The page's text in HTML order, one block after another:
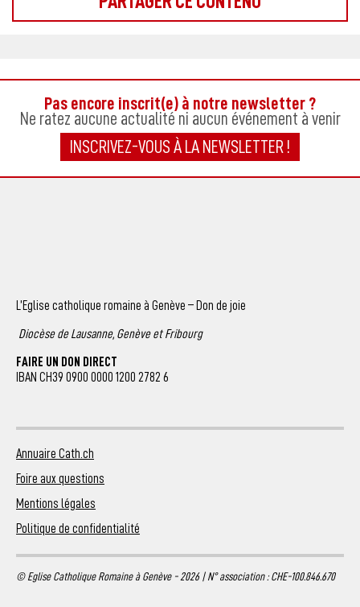
Pas encore inscrit(e) à notre newsletter ?
Ne ratez aucune actualité ni aucun événement à venir
INSCRIVEZ-VOUS À LA NEWSLETTER !
L’Eglise catholique romaine à Genève – Don de joie
Diocèse de Lausanne, Genève et Fribourg
FAIRE UN DON DIRECT
IBAN CH39 0900 0000 1200 2782 6
Annuaire Cath.ch
Foire aux questions
Mentions légales
Politique de confidentialité
© Eglise Catholique Romaine à Genève - 2026 | N° association : CHE-100.846.670